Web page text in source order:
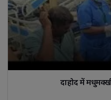
दाहोद में